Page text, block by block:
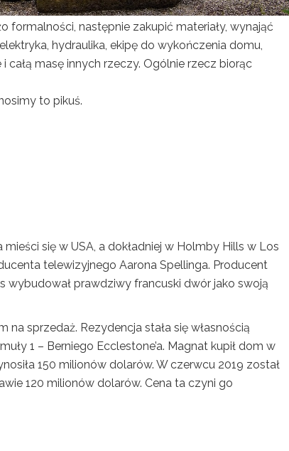
formalności, następnie zakupić materiały, wynająć
hydraulika, ekipę do wykończenia domu,
całą masę innych rzeczy. Ogólnie rzecz biorąc
to pikuś.
się w USA, a dokładniej w Holmby Hills w Los
telewizyjnego Aarona Spellinga. Producent
wybudował prawdziwy francuski dwór jako swoją
sprzedaż. Rezydencja stała się własnością
1 – Berniego Ecclestone’a. Magnat kupił dom w
150 milionów dolarów. W czerwcu 2019 został
120 milionów dolarów. Cena ta czyni go